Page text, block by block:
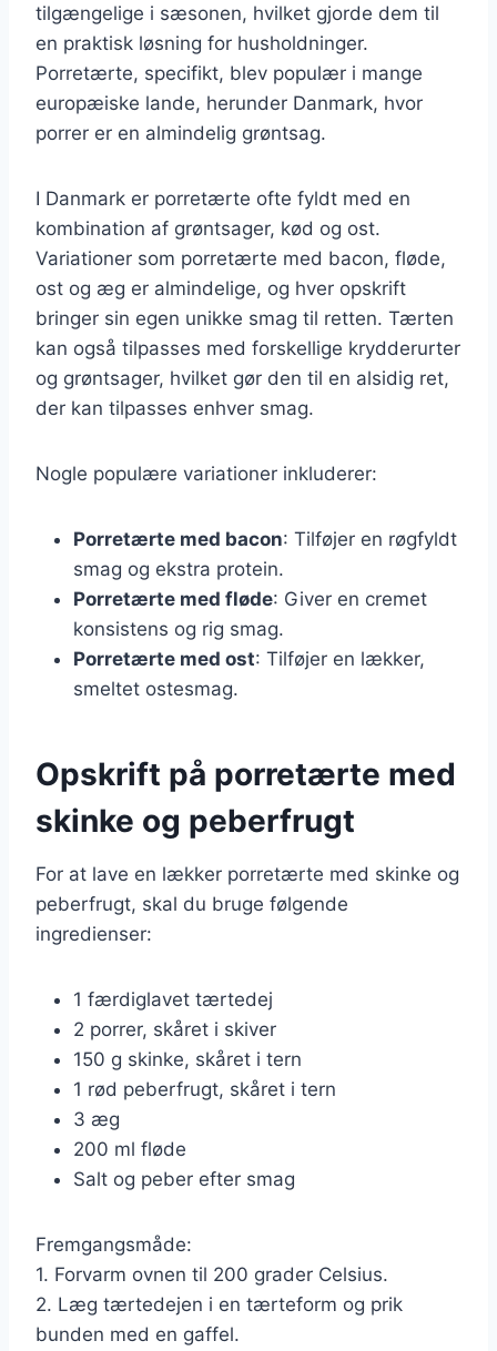
tilgængelige i sæsonen, hvilket gjorde dem til
en praktisk løsning for husholdninger.
Porretærte, specifikt, blev populær i mange
europæiske lande, herunder Danmark, hvor
porrer er en almindelig grøntsag.
I Danmark er porretærte ofte fyldt med en
kombination af grøntsager, kød og ost.
Variationer som porretærte med bacon, fløde,
ost og æg er almindelige, og hver opskrift
bringer sin egen unikke smag til retten. Tærten
kan også tilpasses med forskellige krydderurter
og grøntsager, hvilket gør den til en alsidig ret,
der kan tilpasses enhver smag.
Nogle populære variationer inkluderer:
Porretærte med bacon: Tilføjer en røgfyldt
smag og ekstra protein.
Porretærte med fløde: Giver en cremet
konsistens og rig smag.
Porretærte med ost: Tilføjer en lækker,
smeltet ostesmag.
Opskrift på porretærte med
skinke og peberfrugt
For at lave en lækker porretærte med skinke og
peberfrugt, skal du bruge følgende
ingredienser:
1 færdiglavet tærtedej
2 porrer, skåret i skiver
150 g skinke, skåret i tern
1 rød peberfrugt, skåret i tern
3 æg
200 ml fløde
Salt og peber efter smag
Fremgangsmåde:
1. Forvarm ovnen til 200 grader Celsius.
2. Læg tærtedejen i en tærteform og prik
bunden med en gaffel.